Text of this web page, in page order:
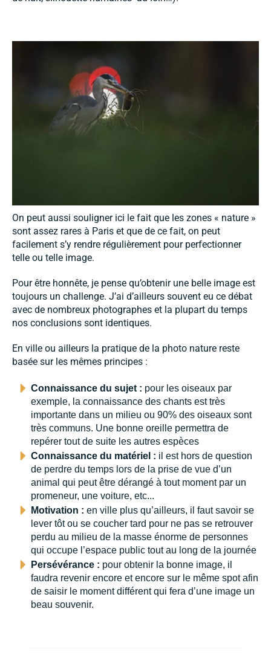
On peut aussi souligner ici le fait que les zones « nature »
sont assez rares à Paris et que de ce fait, on peut
facilement s’y rendre régulièrement pour perfectionner
telle ou telle image.
Pour être honnête, je pense qu’obtenir une belle image est
toujours un challenge. J’ai d’ailleurs souvent eu ce débat
avec de nombreux photographes et la plupart du temps
nos conclusions sont identiques.
En ville ou ailleurs la pratique de la photo nature reste
basée sur les mêmes principes :
Connaissance du sujet : pour les oiseaux par
exemple, la connaissance des chants est très
importante dans un milieu ou 90% des oiseaux sont
très communs. Une bonne oreille permettra de
repérer tout de suite les autres espèces
Connaissance du matériel : il est hors de question
de perdre du temps lors de la prise de vue d’un
animal qui peut être dérangé à tout moment par un
promeneur, une voiture, etc...
Motivation : en ville plus qu’ailleurs, il faut savoir se
lever tôt ou se coucher tard pour ne pas se retrouver
perdu au milieu de la masse énorme de personnes
qui occupe l’espace public tout au long de la journée
Persévérance : pour obtenir la bonne image, il
faudra revenir encore et encore sur le même spot afin
de saisir le moment différent qui fera d’une image un
beau souvenir.